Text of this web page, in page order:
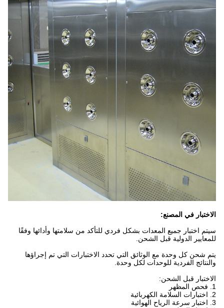
الاختبار في المصنع:
سيتم اختبار جميع المعدات بشكل فردي للتأكد من سلامتها وأدائها وفقًا
للمعايير الدولية قبل الشحن.
يتم شحن كل وحدة مع الوثائق التي تحدد الاختبارات التي تم إجراؤها
والنتائج الفردية للوحدات لكل وحدة.
الاختبار قبل الشحن:
1. فحص المظهر
2. اختبارات السلامة الكهربائية
3. اختبار سرعة الرياح الهوائية